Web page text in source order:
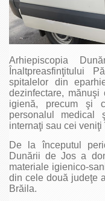
Arhiepiscopia
Înaltpreasfinţitului
spitalelor din
dezinfectare,
igienă, precum şi
personalul
internaţi sau cei
De la începutul
Dunării de Jos a
materiale igienico-
din cele două judeţe
Brăila.